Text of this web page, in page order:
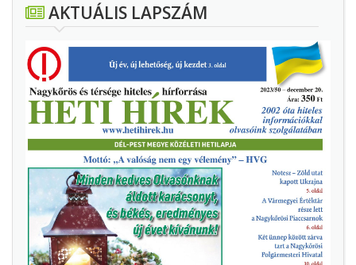
AKTUÁLIS LAPSZÁM